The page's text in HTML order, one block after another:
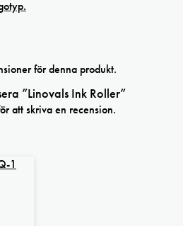
för denna produkt.
”Linovals Ink Roller”
att skriva en recension.